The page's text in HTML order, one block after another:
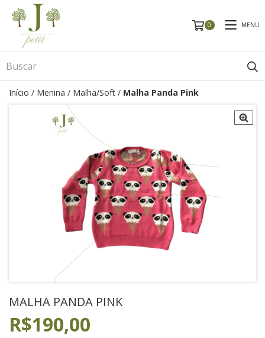
0 MENU
Início / Menina / Malha/Soft / Malha Panda Pink
MALHA PANDA PINK
R$190,00